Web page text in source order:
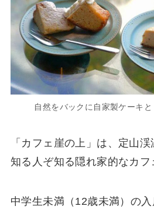
自然をバックに自家製ケーキ
「カフェ崖の上」は、定山
知る人ぞ知る隠れ家的なカフ
中学生未満（12歳未満）の